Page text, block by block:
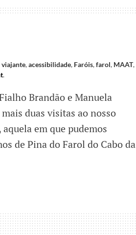
viajante,acessibilidade, Faróis,farol, MAAT,
.
Brandão e Manuela
duas visitas ao nosso
em que pudemos
de Pina do Farol do Cabo da